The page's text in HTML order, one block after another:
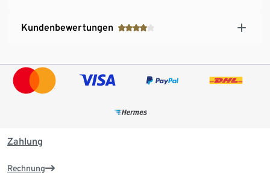
Kundenbewertungen
Zahlung
Rechnung